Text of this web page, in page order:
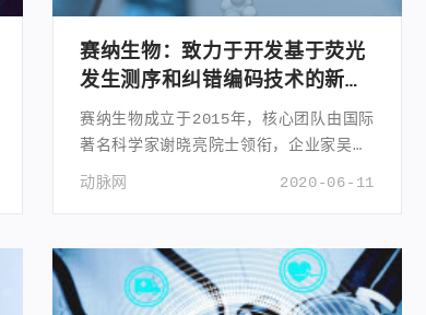
赛纳生物：致力于开发基于荧光
发生测序和纠错编码技术的新型
基因测序仪
赛纳生物成立于2015年，核心团队由国际
著名科学家谢晓亮院士领衔，企业家吴镭
博士任CEO。
2020-06-11
动脉网